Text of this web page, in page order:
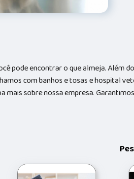
pode encontrar o que almeja. Além
com banhos e tosas e hospital
mais sobre nossa empresa.